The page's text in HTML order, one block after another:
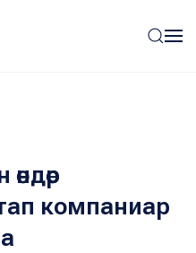
компаниар